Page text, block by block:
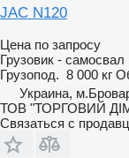
JAC N120
Цена по запросу
Грузовик - самосвал
Грузопод. 8 000 кг
Украина,
ТОВ "ТОРГОВИЙ
Связаться с